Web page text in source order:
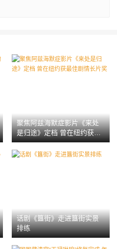
聚焦阿兹海默症影片《来处
是归途》定档 曾在纽约获最
佳剧情长片奖
话剧《簋街》走进簋街实景
排练